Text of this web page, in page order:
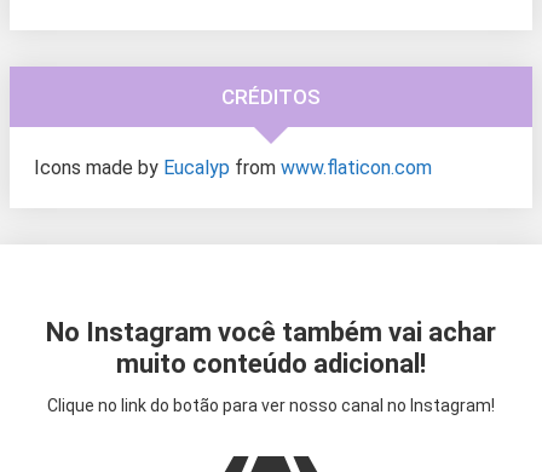
CRÉDITOS
Icons made by Eucalyp from www.flaticon.com
No Instagram você também vai achar
muito conteúdo adicional!
Clique no link do botão para ver nosso canal no Instagram!